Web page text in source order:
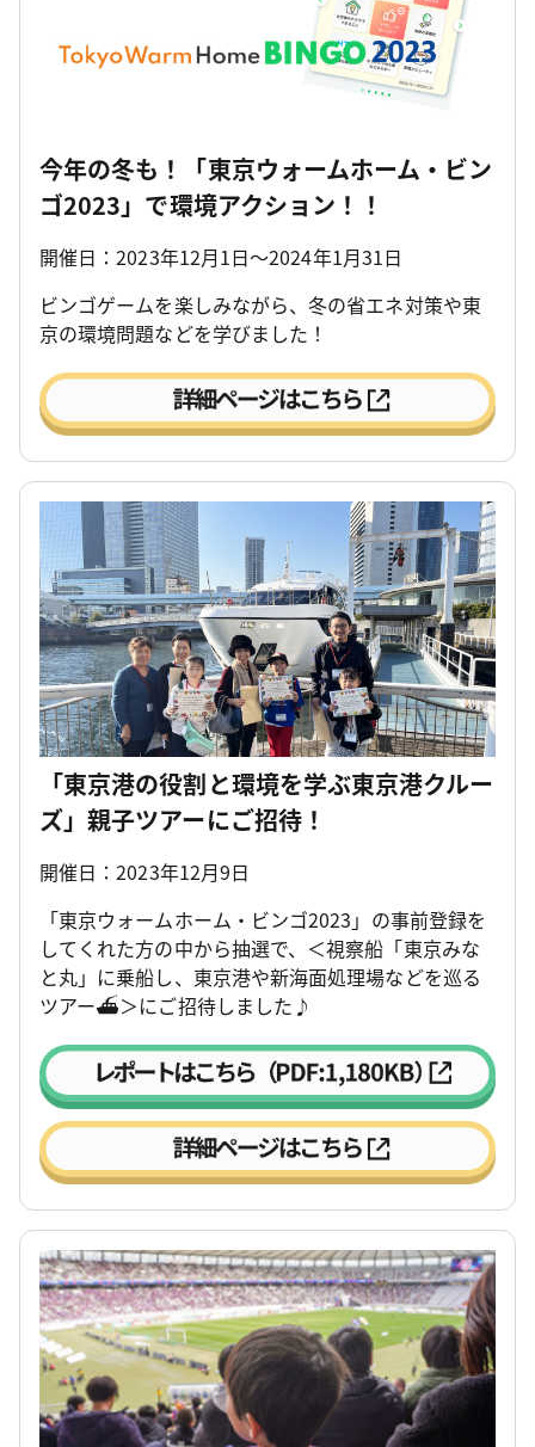
今年の冬も！「東京ウォームホーム・ビン
ゴ2023」で環境アクション！！
開催日：2023年12月1日～2024年1月31日
ビンゴゲームを楽しみながら、冬の省エネ対策や東
京の環境問題などを学びました！
「東京港の役割と環境を学ぶ東京港クルー
ズ」親子ツアーにご招待！
開催日：2023年12月9日
「東京ウォームホーム・ビンゴ2023」の事前登録を
してくれた方の中から抽選で、＜視察船「東京みな
と丸」に乗船し、東京港や新海面処理場などを巡る
ツアー⛴＞にご招待しました♪